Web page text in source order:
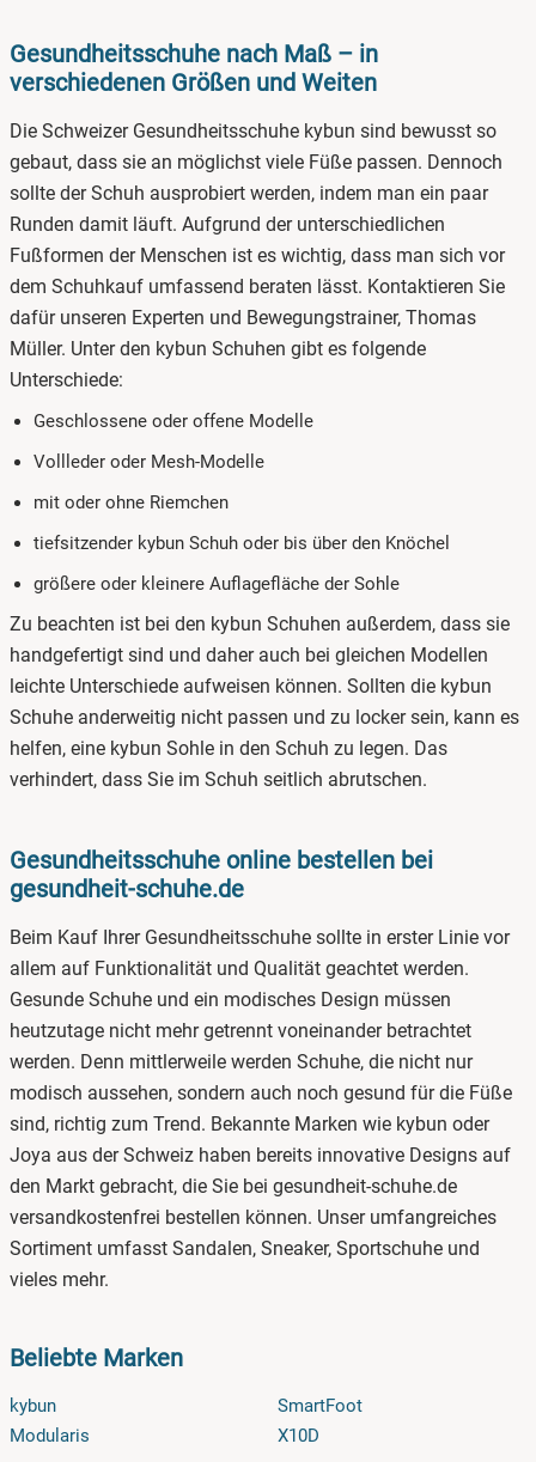
Gesundheitsschuhe nach Maß – in
verschiedenen Größen und Weiten
Die Schweizer Gesundheitsschuhe kybun sind bewusst so
gebaut, dass sie an möglichst viele Füße passen. Dennoch
sollte der Schuh ausprobiert werden, indem man ein paar
Runden damit läuft. Aufgrund der unterschiedlichen
Fußformen der Menschen ist es wichtig, dass man sich vor
dem Schuhkauf umfassend beraten lässt. Kontaktieren Sie
dafür unseren Experten und Bewegungstrainer, Thomas
Müller. Unter den kybun Schuhen gibt es folgende
Unterschiede:
Geschlossene oder offene Modelle
Vollleder oder Mesh-Modelle
mit oder ohne Riemchen
tiefsitzender kybun Schuh oder bis über den Knöchel
größere oder kleinere Auflagefläche der Sohle
Zu beachten ist bei den kybun Schuhen außerdem, dass sie
handgefertigt sind und daher auch bei gleichen Modellen
leichte Unterschiede aufweisen können. Sollten die kybun
Schuhe anderweitig nicht passen und zu locker sein, kann es
helfen, eine kybun Sohle in den Schuh zu legen. Das
verhindert, dass Sie im Schuh seitlich abrutschen.
Gesundheitsschuhe online bestellen bei
gesundheit-schuhe.de
Beim Kauf Ihrer Gesundheitsschuhe sollte in erster Linie vor
allem auf Funktionalität und Qualität geachtet werden.
Gesunde Schuhe und ein modisches Design müssen
heutzutage nicht mehr getrennt voneinander betrachtet
werden. Denn mittlerweile werden Schuhe, die nicht nur
modisch aussehen, sondern auch noch gesund für die Füße
sind, richtig zum Trend. Bekannte Marken wie kybun oder
Joya aus der Schweiz haben bereits innovative Designs auf
den Markt gebracht, die Sie bei gesundheit-schuhe.de
versandkostenfrei bestellen können. Unser umfangreiches
Sortiment umfasst Sandalen, Sneaker, Sportschuhe und
vieles mehr.
Beliebte Marken
kybun
Modularis
SmartFoot
X10D